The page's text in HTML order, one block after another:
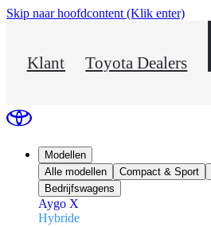
Skip naar hoofdcontent (Klik enter)
KlantenserviceToyota Dealers
Modellen
Alle modellen
Compact & Sport
Bedrijfswagens
Aygo X
Hybride